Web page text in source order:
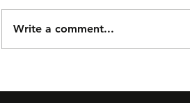
Write a comment...